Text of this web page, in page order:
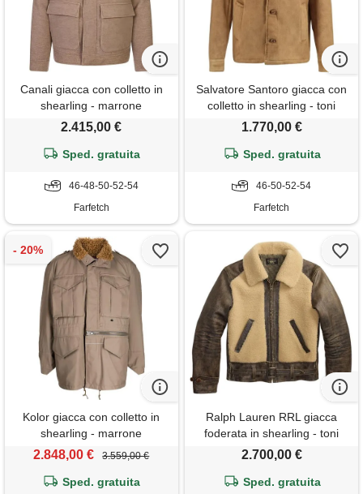
Canali giacca con colletto in
shearling - marrone
2.415,00 €
Sped. gratuita
46-48-50-52-54
Farfetch
Salvatore Santoro giacca con
colletto in shearling - toni
neutri
1.770,00 €
Sped. gratuita
46-50-52-54
Farfetch
Kolor giacca con colletto in
shearling - marrone
2.848,00 € 3.559,00 €
Sped. gratuita
Ralph Lauren RRL giacca
foderata in shearling - toni
neutri
2.700,00 €
Sped. gratuita